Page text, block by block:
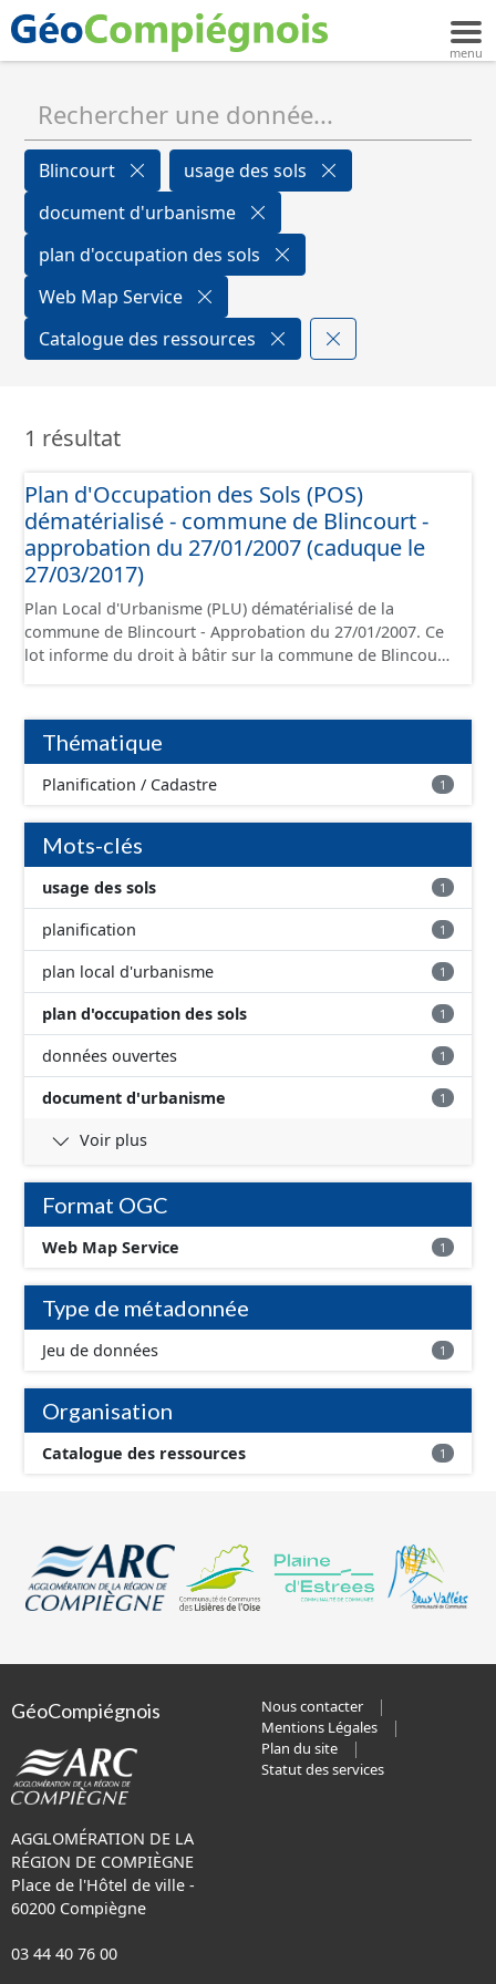
Blincourt
usage des sols
document d'urbanisme
plan d'occupation des sols
Web Map Service
Catalogue des ressources
1 résultat
Plan d'Occupation des Sols (POS)
dématérialisé - commune de Blincourt -
approbation du 27/01/2007 (caduque le
27/03/2017)
Plan Local d'Urbanisme (PLU) dématérialisé de la
commune de Blincourt - Approbation du 27/01/2007. Ce
lot informe du droit à bâtir sur la commune de Blincourt.
administratives, le rapport de présentation, le PADD, le
règlement (à l'exception des plans de zonages), les
annexes, les orientations d'aménagement et les données
géographiques. Malgré l'attention portée à la création
de ces données, il est rappelé que seuls les documents
papier font foi et sont opposables d'un point de vue
juridique.
Thématique
Planification / Cadastre 1
Mots-clés
usage des sols 1
planification 1
plan local d'urbanisme 1
plan d'occupation des sols 1
données ouvertes 1
document d'urbanisme 1
Voir plus
Format OGC
Web Map Service 1
Type de métadonnée
Jeu de données 1
Organisation
Catalogue des ressources 1
GéoCompiégnois
AGGLOMÉRATION DE LA
RÉGION DE COMPIÈGNE
Place de l'Hôtel de ville -
60200 Compiègne
03 44 40 76 00
Nous contacter
Mentions Légales
Plan du site
Statut des services